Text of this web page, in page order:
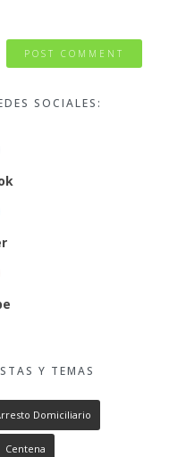
SOCIALES:
Y TEMAS
Domiciliario
Centena